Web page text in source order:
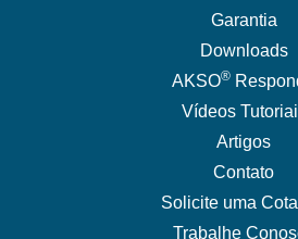
Garantia
Downloads
AKSO®
Vídeos
Artigos
Contato
Solicite uma
Trabalhe